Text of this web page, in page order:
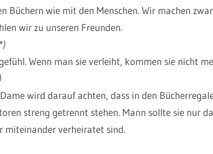
Büchern wie mit den Menschen. Wir machen
wir zu unseren Freunden.
Wenn man sie verleiht, kommen sie nicht
wird darauf achten, dass in den
streng getrennt stehen. Mann sollte sie nur
miteinander verheiratet sind.